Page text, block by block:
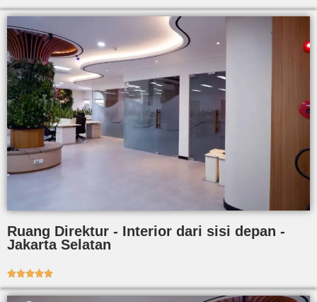
Ruang Direktur - Interior dari sisi depan -
Jakarta Selatan
